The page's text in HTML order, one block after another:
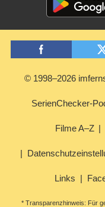
© 1998–2026
SerienChecker-
Filme A–Z
Links
* Transparenzhinweis: Für